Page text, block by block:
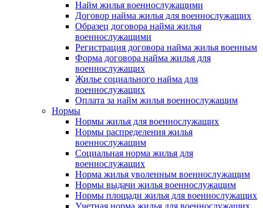
Найм жилья военнослужащими
Договор найма жилья для военнослужащих
Образец договора найма жилья
военнослужащими
Регистрация договора найма жилья военным
Форма договора найма жилья для
военнослужащих
Жилье социального найма для
военнослужащих
Оплата за найм жилья военнослужащим
Нормы
Нормы жилья для военнослужащих
Нормы распределения жилья
военнослужащим
Социальная норма жилья для
военнослужащих
Норма жилья уволенным военнослужащим
Нормы выдачи жилья военнослужащим
Нормы площади жилья для военнослужащих
Учетная норма жилья для военнослужащих